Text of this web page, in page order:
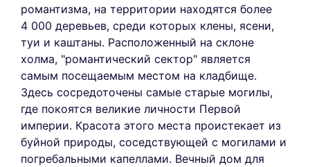
романтизма, на территории находятся более
4 000 деревьев, среди которых клены, ясени,
туи и каштаны. Расположенный на склоне
холма, "романтический сектор" является
самым посещаемым местом на кладбище.
Здесь сосредоточены самые старые могилы,
где покоятся великие личности Первой
империи. Красота этого места проистекает из
буйной природы, соседствующей с могилами и
погребальными капеллами. Вечный дом для